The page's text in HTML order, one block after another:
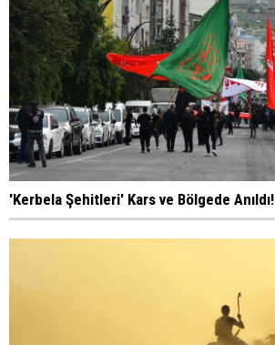
'Kerbela Şehitleri' Kars ve Bölgede Anıldı!